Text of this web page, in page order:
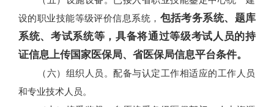
设的职业技能等级评价信息系统， 包括考务系统、题库
系统、考试系统等，具备将通过等级考试人员的持
证信息上传国家医保局、省医保局信息平台条件。
（六）组织人员。配备与认定工作相适应的工作人员
和专业技术人员。